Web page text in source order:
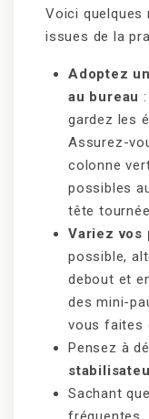
Voici quelques
issues de la
Adoptez
au bureau
gardez les
Assurez-
colonne
possibles
tête
Variez vos
possible,
debout et
des mini-
vous faites
Pensez à
Sachant